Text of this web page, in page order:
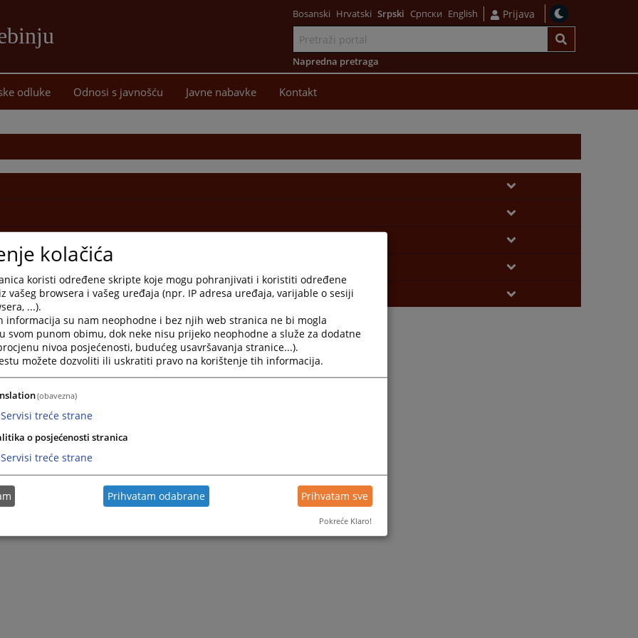
sadržaj
Bosanski Hrvatski Srpski Српски English Prijava
Napredna pretraga
odluke Odnosi s javnošću Javne nabavke Kontakt
kolačića
koristi određene skripte koje mogu pohranjivati i koristiti određene
vašeg browsera i vašeg uređaja (npr. IP adresa uređaja, varijable o sesiji
...).
informacija su nam neophodne i bez njih web stranica ne bi mogla
svom punom obimu, dok neke nisu prijeko neophodne a služe za dodatne
nivoa posjećenosti, budućeg usavršavanja stranice...).
možete dozvoliti ili uskratiti pravo na korištenje tih informacija.
(obavezna)
Servisi treće strane
o posjećenosti stranica
Servisi treće strane
Prihvatam odabrane Prihvatam sve
Pokreće Klaro!